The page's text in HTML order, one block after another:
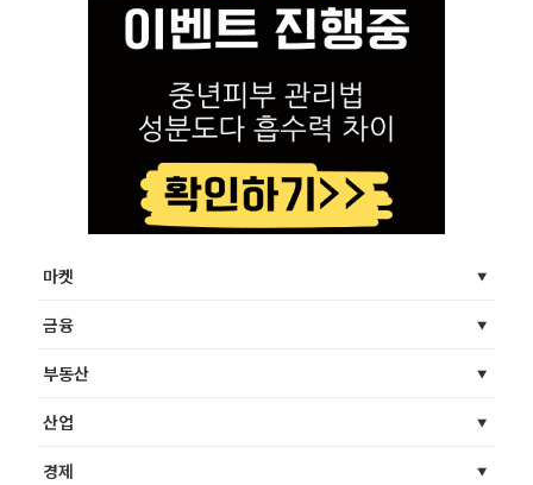
마켓
금융
부동산
산업
경제